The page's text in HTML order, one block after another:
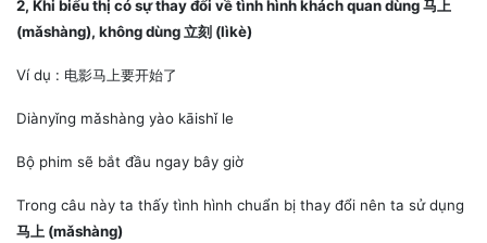
2, Khi biểu thị có sự thay đổi về tình hình khách quan dùng 马上
(mǎshàng), không dùng 立刻 (lìkè)
Ví dụ : 电影马上要开始了
Diànyǐng mǎshàng yào kāishǐ le
Bộ phim sẽ bắt đầu ngay bây giờ
Trong câu này ta thấy tình hình chuẩn bị thay đổi nên ta sử dụng
马上 (mǎshàng)